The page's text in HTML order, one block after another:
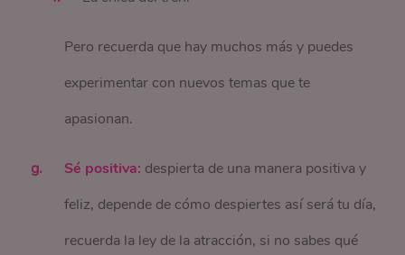
Pero recuerda que hay muchos más y puedes
experimentar con nuevos temas que te
apasionan.
Sé positiva: despierta de una manera positiva y
feliz, depende de cómo despiertes así será tu día,
recuerda la ley de la atracción, si no sabes qué